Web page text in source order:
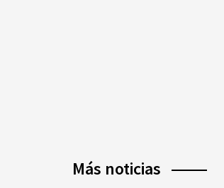
Más noticias